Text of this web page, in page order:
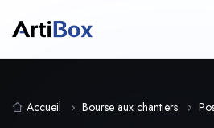
Accueil Bourse aux chantiers